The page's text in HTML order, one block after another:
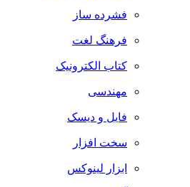
فشرده ساز
فرهنگ لغت
کتاب الکترونیک
مهندسی
فایل و دیسک
سخت افزار
ابزار لینوکس